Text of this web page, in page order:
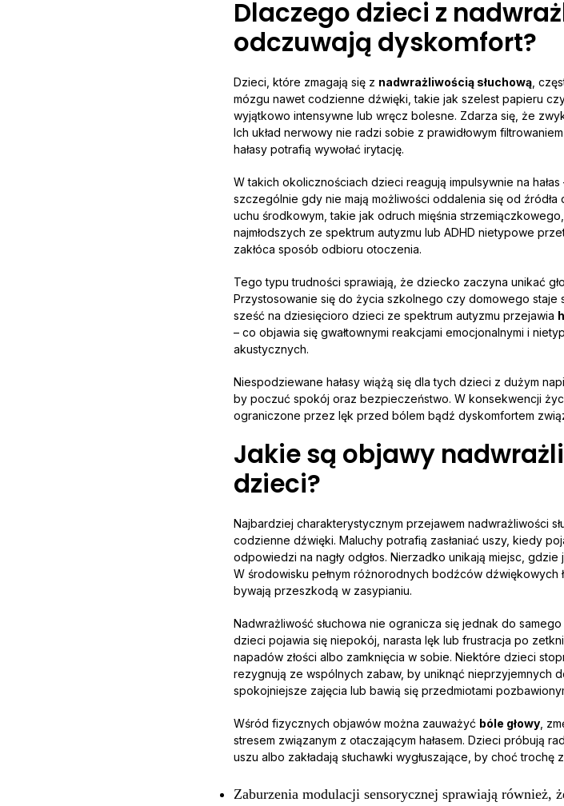
Dlaczego dzieci z
odczuwają dyskomfort?
Dzieci, które zmagają się z nadwrażliwością słuchową ,
mózgu nawet codzienne dźwięki, takie jak szelest papieru
wyjątkowo intensywne lub wręcz bolesne. Zdarza się, że
Ich układ nerwowy nie radzi sobie z prawidłowym
hałasy potrafią wywołać irytację.
W takich okolicznościach dzieci reagują impulsywnie na hałas
szczególnie gdy nie mają możliwości oddalenia się od
uchu środkowym, takie jak odruch mięśnia
najmłodszych ze spektrum autyzmu lub ADHD nietypowe
zakłóca sposób odbioru otoczenia.
Tego typu trudności sprawiają, że dziecko zaczyna unikać
Przystosowanie się do życia szkolnego czy domowego staje
sześć na dziesięcioro dzieci ze spektrum autyzmu przejawia
– co objawia się gwałtownymi reakcjami emocjonalnymi i
akustycznych.
Niespodziewane hałasy wiążą się dla tych dzieci z dużym
by poczuć spokój oraz bezpieczeństwo. W konsekwencji
ograniczone przez lęk przed bólem bądź dyskomfortem
Jakie są objawy
dzieci?
Najbardziej charakterystycznym przejawem nadwrażliwości
codzienne dźwięki. Maluchy potrafią zasłaniać uszy, kiedy
odpowiedzi na nagły odgłos. Nierzadko unikają miejsc,
W środowisku pełnym różnorodnych bodźców dźwiękowych
bywają przeszkodą w zasypianiu.
Nadwrażliwość słuchowa nie ogranicza się jednak do
dzieci pojawia się niepokój, narasta lęk lub frustracja po
napadów złości albo zamknięcia w sobie. Niektóre dzieci
rezygnują ze wspólnych zabaw, by uniknąć nieprzyjemnych
spokojniejsze zajęcia lub bawią się przedmiotami
Wśród fizycznych objawów można zauważyć bóle głowy ,
stresem związanym z otaczającym hałasem. Dzieci próbują
uszu albo zakładają słuchawki wygłuszające, by choć
Zaburzenia modulacji sensorycznej sprawiają również,